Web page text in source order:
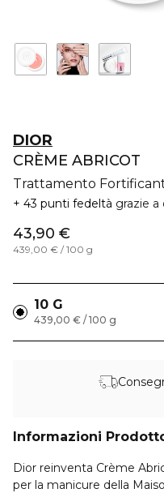
DIOR
CRÈME ABRICOT
Trattamento
43 punti fedeltà grazie
43,90 €
439,00 € / 100 g
10 G
439,00 € / 100 g
Informazioni
Dior reinventa Crème
per la manicure della